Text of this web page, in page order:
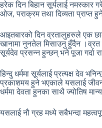
हरेक दिन बिहान सूर्यलाई नमस्कार
ओज, पराक्रम तथा दिव्यता प्राप्त
आइतबारको दिन व्रतालुहरुले एक
खानामा नुनतेल मिसाउनु हुँदैन ।व्रत
सूर्यदेव प्रसन्न हुन्छन् भने पूजा गर्दा
हिन्दु धर्ममा सूर्यलाई प्रत्यक्ष देव
प्रकाशमय हुने भएकाले यसलाई
धर्ममा देवता हुनका साथै ज्योतिष
यसलाई नौ ग्रह मध्ये सबैभन्दा